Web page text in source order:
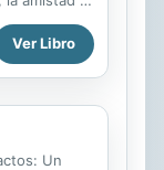
usted
*La
sus obras.
DE LA
Ver Libro
Un